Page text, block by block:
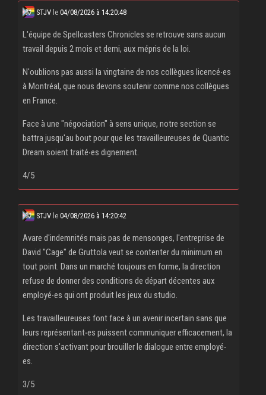
STJV le 04/08/2026 à 14:20:48
L'équipe de Spellcasters Chronicles se retrouve sans aucun
travail depuis 2 mois et demi, aux mépris de la loi.
N'oublions pas aussi la vingtaine de nos collègues licencé‧es
à Montréal, que nous devons soutenir comme nos collègues
en France.
Face à une "négociation" à sens unique, notre section se
battra jusqu'au bout pour que les travailleureuses de Quantic
Dream soient traité‧es dignement.
4/5
STJV le 04/08/2026 à 14:20:42
Avare d'indemnités mais pas de mensonges, l'entreprise de
David "Cage" de Gruttola veut se contenter du minimum en
tout point. Dans un marché toujours en forme, la direction
refuse de donner des conditions de départ décentes aux
employé‧es qui ont produit les jeux du studio.
Les travailleureuses font face à un avenir incertain sans que
leurs représentant‧es puissent communiquer efficacement, la
direction s'activant pour brouiller le dialogue entre employé‧
es.
3/5